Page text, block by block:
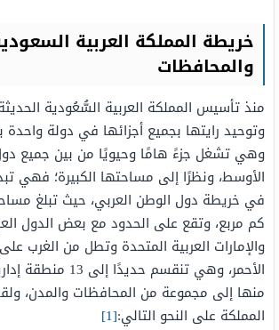
خريطة المملكة العربية
والمحافظات
وتوحيد رايتها بجميع أجزائها في دولة واحدة
وهي تشغل جزءً هامًا وحيويًا من بين جميع
الأوسط، ونظرًا إلى مساحتها الكبيرة؛ فهي
كم مربع، وتقع على الحدود مع بعض الدول
والإمارات العربية المتحدة وتطل من الغرب
الأحمر، وهي تنقسم
منها إلى مجموعة من المحافظات والمدن،
المملكة على النحو التالي:[1]